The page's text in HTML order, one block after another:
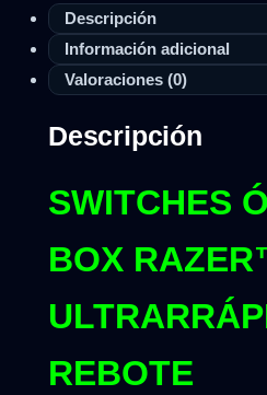
Descripción
Información adicional
Valoraciones (0)
Descripción
SWITCHES
BOX
REBOTE